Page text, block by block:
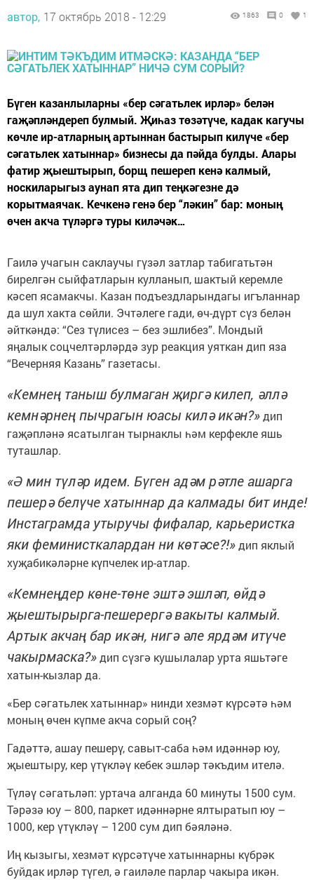
автор, 17 октябрь 2018 - 12:29 1863 0 1
Бүген казанлыларны «бер сәгатьлек ирләр» белән
гаҗәпләндереп булмый. Җиһаз төзәтүче, кадак кагучы
көчле ир-атларның артыннан бастырып килүче «бер
сәгатьлек хатыннар» бизнесы да пәйда булды. Алары
фатир җыештырып, борщ пешереп кенә калмый,
носкиларыгыз аунап ята дип теңкәгезне дә
корытмаячак. Кечкенә генә бер “ләкин” бар: моның
өчен акча түләргә туры киләчәк…
Гаилә учагын саклаучы гүзәл затлар табигатьтән
бирелгән сыйфатларын кулланып, шактый керемле
кәсеп ясамакчы. Казан подъездларындагы игъланнар
да шул хакта сөйли. Эчтәлеге гади, өч-дүрт сүз белән
әйткәндә: “Сез түлисез – без эшлибез”. Мондый
яңалык соцчелтәрләрдә зур реакция уяткан дип яза
“Вечерняя Казань” газетасы.
«Кемнең таныш булмаган җиргә килеп, әллә
кемнәрнең пычрагын юасы килә икән?»дип
гаҗәпләнә ясатылган тырнаклы һәм керфекле яшь
туташлар.
«Ә мин түләр идем. Бүген адәм рәтле ашарга
пешерә белүче хатыннар да калмады бит инде!
Инстаграмда утыручы фифалар, карьеристка
яки феминисткалардан ни көтәсе?!»дип яклый
хуҗабикәләрне күпчелек ир-атлар.
«Кемнеңдер көне-төне эштә эшләп, өйдә
җыештырырга-пешерергә вакыты калмый.
Артык акчаң бар икән, нигә әле ярдәм итүче
чакырмаска?»дип сүзгә кушылалар урта яшьтәге
хатын-кызлар да.
«Бер сәгатьлек хатыннар» нинди хезмәт күрсәтә һәм
моның өчен күпме акча сорый соң?
Гадәттә, ашау пешерү, савыт-саба һәм идәннәр юу,
җыештыру, кер үтүкләү кебек эшләр тәкъдим ителә.
Түләү сәгатьләп: уртача алганда 60 минуты 1500 сум.
Тәрәзә юу – 800, паркет идәннәрне ялтыратып юу –
1000, кер үтүкләү – 1200 сум дип бәяләнә.
Иң кызыгы, хезмәт күрсәтүче хатыннарны күбрәк
буйдак ирләр түгел, ә гаиләле парлар чакыра икән.